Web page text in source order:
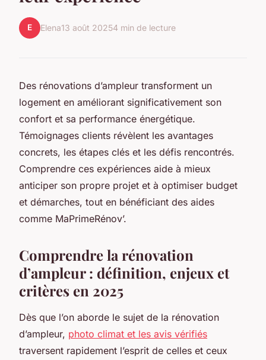
E Elena13 août 20254 min de lecture
Des rénovations d’ampleur transforment un
logement en améliorant significativement son
confort et sa performance énergétique.
Témoignages clients révèlent les avantages
concrets, les étapes clés et les défis rencontrés.
Comprendre ces expériences aide à mieux
anticiper son propre projet et à optimiser budget
et démarches, tout en bénéficiant des aides
comme MaPrimeRénov’.
Comprendre la rénovation
d’ampleur : définition, enjeux et
critères en 2025
Dès que l’on aborde le sujet de la rénovation
d’ampleur, photo climat et les avis vérifiés
traversent rapidement l’esprit de celles et ceux